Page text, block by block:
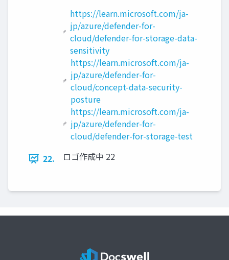
https://learn.microsoft.com/ja-
jp/azure/defender-for-
cloud/defender-for-storage-data-
sensitivity
https://learn.microsoft.com/ja-
jp/azure/defender-for-
cloud/concept-data-security-
posture
https://learn.microsoft.com/ja-
jp/azure/defender-for-
cloud/defender-for-storage-test
22.
ロゴ作成中 22